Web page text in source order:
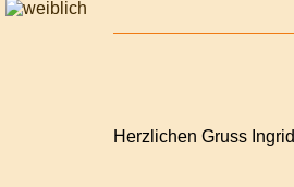
Herzlichen Gruss Ingrid